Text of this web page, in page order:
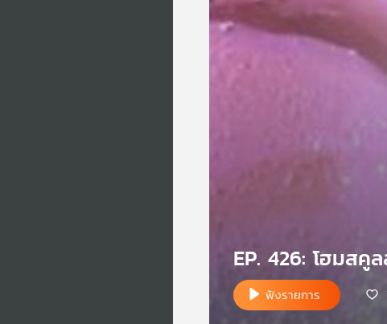
EP. 426: โฮมส
ฟังรายการ